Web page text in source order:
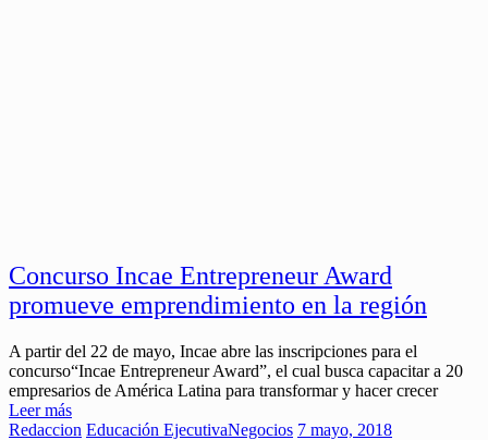
Concurso Incae Entrepreneur Award
promueve emprendimiento en la región
A partir del 22 de mayo, Incae abre las inscripciones para el
concurso“Incae Entrepreneur Award”, el cual busca capacitar a 20
empresarios de América Latina para transformar y hacer crecer
Leer más
Redaccion Educación EjecutivaNegocios 7 mayo, 2018